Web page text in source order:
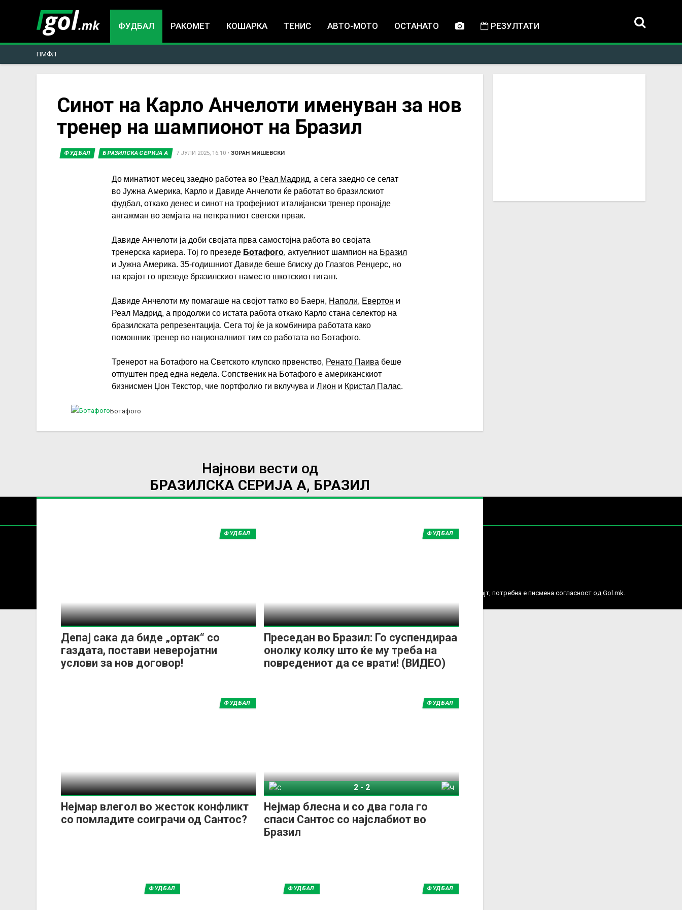
ФУДБАЛ РАКОМЕТ КОШАРКА ТЕНИС АВТО-МОТО ОСТАНАТО РЕЗУЛТАТИ
ПМФЛ
here
Синот на Карло Анчелоти именуван за нов
тренер на шампионот на Бразил
ФУДБАЛ БРАЗИЛСКА СЕРИЈА А 7 ЈУЛИ 2025, 16:10 •ЗОРАН МИШЕВСКИ
До минатиот месец заедно работеа во Реал Мадрид, а сега заедно се селат
во Јужна Америка, Карло и Давиде Анчелоти ќе работат во бразилскиот
фудбал, откако денес и синот на трофејниот италијански тренер пронајде
ангажман во земјата на петкратниот светски првак.
Давиде Анчелоти ја доби својата прва самостојна работа во својата
тренерска кариера. Тој го презеде Ботафого, актуелниот шампион на Бразил
и Јужна Америка. 35-годишниот Давиде беше блиску до Глазгов Ренџерс, но
на крајот го презеде бразилскиот наместо шкотскиот гигант.
Давиде Анчелоти му помагаше на својот татко во Баерн, Наполи, Евертон и
Реал Мадрид, а продолжи со истата работа откако Карло стана селектор на
бразилската репрезентација. Сега тој ќе ја комбинира работата како
помошник тренер во националниот тим со работата во Ботафого.
Тренерот на Ботафого на Светското клупско првенство, Ренато Паива беше
отпуштен пред една недела. Сопственик на Ботафого е американскиот
бизнисмен Џон Текстор, чие портфолио ги вклучува и Лион и Кристал Палас.
Ботафого
Најнови вести од
БРАЗИЛСКА СЕРИЈА А, БРАЗИЛ
Депај сака да биде „ортак“ со
газдата, постави неверојатни
услови за нов договор!
ФУДБАЛ
Преседан во Бразил: Го суспендираа
онолку колку што ќе му треба на
повредениот да се врати! (ВИДЕО)
ФУДБАЛ
Нејмар влегол во жесток конфликт
со помладите соиграчи од Сантос?
ФУДБАЛ
Нејмар блесна и со два гола го
спаси Сантос со најслабиот во
Бразил
ФУДБАЛ
2-2
ФУДБАЛ ФУДБАЛ ФУДБАЛ
За секоја форма на распространување, репродукција или комерцијална употреба на текстови, фотографии или податоци од овој веб сајт, потребна е писмена согласност од Gol.mk.